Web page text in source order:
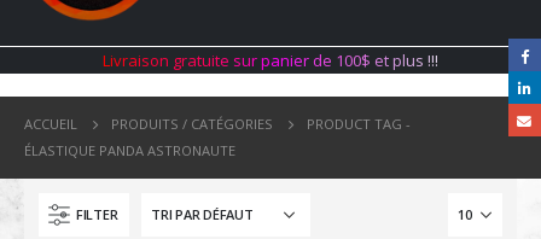
Livraison gratuite surpanier de 100$ etplus !!!
ACCUEIL PRODUITS / CATÉGORIES
PRODUCT TAG -
ÉLASTIQUE PANDA ASTRONAUTE
FILTER